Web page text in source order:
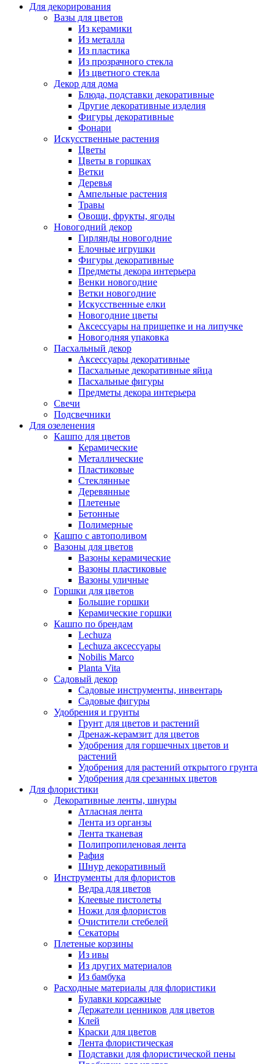
Для декорирования
Вазы для цветов
Из керамики
Из металла
Из пластика
Из прозрачного стекла
Из цветного стекла
Декор для дома
Блюда, подставки декоративные
Другие декоративные изделия
Фигуры декоративные
Фонари
Искусственные растения
Цветы
Цветы в горшках
Ветки
Деревья
Ампельные растения
Травы
Овощи, фрукты, ягоды
Новогодний декор
Гирлянды новогодние
Елочные игрушки
Фигуры декоративные
Предметы декора интерьера
Венки новогодние
Ветки новогодние
Искусственные елки
Новогодние цветы
Аксессуары на прищепке и на липучке
Новогодняя упаковка
Пасхальный декор
Аксессуары декоративные
Пасхальные декоративные яйца
Пасхальные фигуры
Предметы декора интерьера
Свечи
Подсвечники
Для озеленения
Кашпо для цветов
Керамические
Металлические
Пластиковые
Стеклянные
Деревянные
Плетеные
Бетонные
Полимерные
Кашпо с автополивом
Вазоны для цветов
Вазоны керамические
Вазоны пластиковые
Вазоны уличные
Горшки для цветов
Большие горшки
Керамические горшки
Кашпо по брендам
Lechuza
Lechuza аксессуары
Nobilis Marco
Planta Vita
Садовый декор
Садовые инструменты, инвентарь
Садовые фигуры
Удобрения и грунты
Грунт для цветов и растений
Дренаж-керамзит для цветов
Удобрения для горшечных цветов и
растений
Удобрения для растений открытого грунта
Удобрения для срезанных цветов
Для флористики
Декоративные ленты, шнуры
Атласная лента
Лента из органзы
Лента тканевая
Полипропиленовая лента
Рафия
Шнур декоративный
Инструменты для флористов
Ведра для цветов
Клеевые пистолеты
Ножи для флористов
Очистители стебелей
Секаторы
Плетеные корзины
Из ивы
Из других материалов
Из бамбука
Расходные материалы для флористики
Булавки корсажные
Держатели ценников для цветов
Клей
Краски для цветов
Лента флористическая
Подставки для флористической пены